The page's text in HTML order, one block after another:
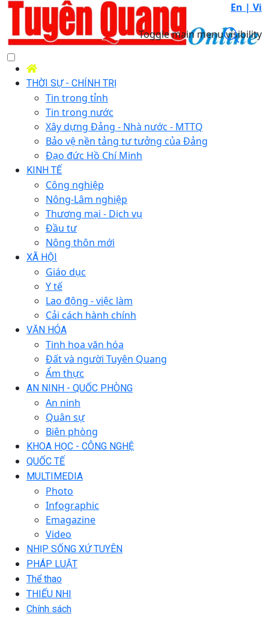
En | Vi
Toggle main menu visibility
THỜI SỰ - CHÍNH TRỊ
Tin trong tỉnh
Tin trong nước
Xây dựng Đảng - Nhà nước - MTTQ
Bảo vệ nền tảng tư tưởng của Đảng
Đạo đức Hồ Chí Minh
KINH TẾ
Công nghiệp
Nông-Lâm nghiệp
Thương mại - Dịch vụ
Đầu tư
Nông thôn mới
XÃ HỘI
Giáo dục
Y tế
Lao động - việc làm
Cải cách hành chính
VĂN HÓA
Tinh hoa văn hóa
Đất và người Tuyên Quang
Ẩm thực
AN NINH - QUỐC PHÒNG
An ninh
Quân sự
Biên phòng
KHOA HỌC - CÔNG NGHỆ
QUỐC TẾ
MULTIMEDIA
Photo
Infographic
Emagazine
Video
NHỊP SỐNG XỨ TUYÊN
PHÁP LUẬT
Thể thao
THIẾU NHI
Chính sách